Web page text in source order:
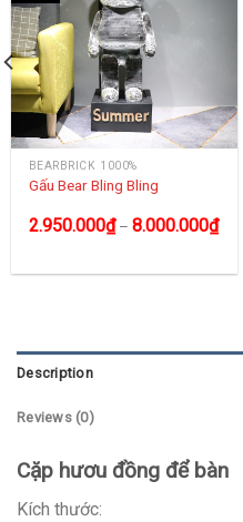
BEARBRICK 1000%
Gấu Bear Bling Bling
2.950.000₫– 8.000.000₫
Description
Reviews (0)
Cặp hươu đồng để bàn
Kích thước: